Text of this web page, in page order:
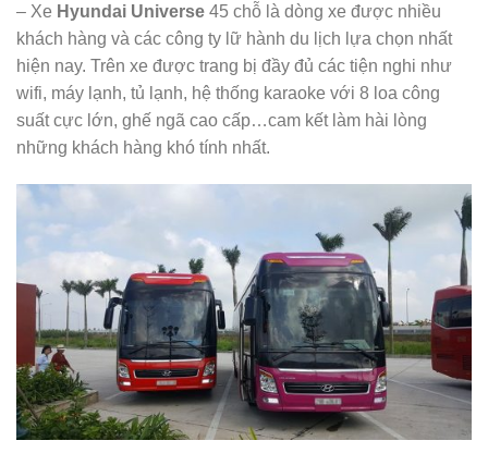
– Xe Hyundai Universe 45 chỗ là dòng xe được nhiều
khách hàng và các công ty lữ hành du lịch lựa chọn nhất
hiện nay. Trên xe được trang bị đầy đủ các tiện nghi như
wifi, máy lạnh, tủ lạnh, hệ thống karaoke với 8 loa công
suất cực lớn, ghế ngã cao cấp…cam kết làm hài lòng
những khách hàng khó tính nhất.